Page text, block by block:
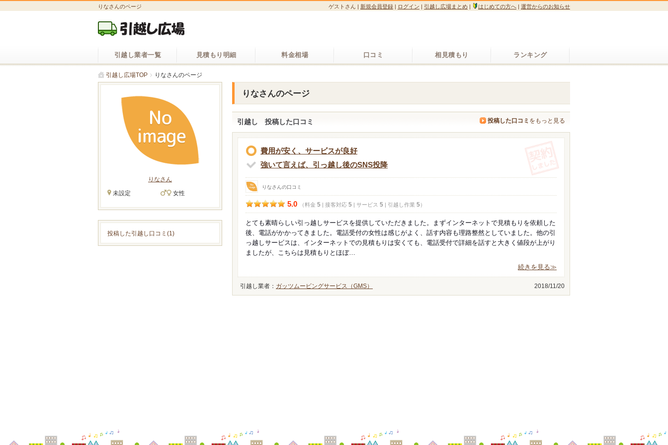
りなさんのページ ゲストさん | 新規会員登録 | ログイン | 引越し広場まとめ | はじめての方へ | 運営からのお知らせ
引越し業者一覧 見積もり明細 料金相場 口コミ 相見積もり ランキング
引越し広場TOP りなさんのページ
りなさん
未設定
女性
投稿した引越し口コミ(1)
りなさんのページ
引越し 投稿した口コミ 投稿した口コミ をもっと見る
(契約しました)
費用が安く、サービスが良好
強いて言えば、引っ越し後のSNS投降
りなさんの口コミ
5.0 （料金 5 | 接客対応 5 | サービス 5 | 引越し作業 5）
とても素晴らしい引っ越しサービスを提供していただきました。まずインターネットで見積もりを依頼した
後、電話がかかってきました。電話受付の女性は感じがよく、話す内容も理路整然としていました。他の引
っ越しサービスは、インターネットでの見積もりは安くても、電話受付で詳細を話すと大きく値段が上がり
ましたが、こちらは見積もりとほぼ…
続きを見る≫
引越し業者： ガッツムービングサービス（GMS） 2018/11/20